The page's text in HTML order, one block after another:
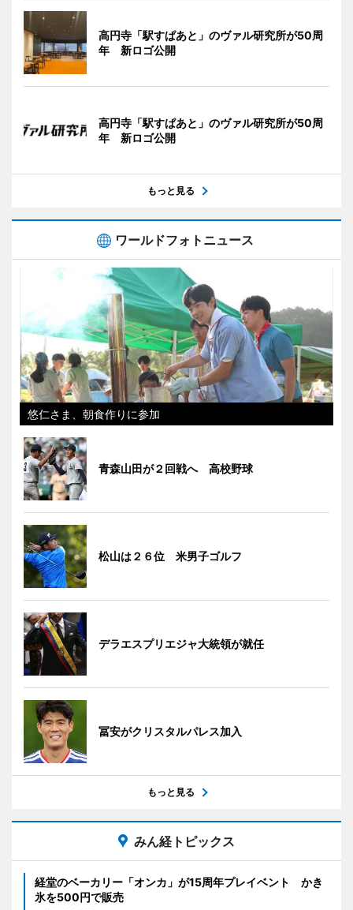
高円寺「駅すぱあと」のヴァル研究所が50周
年 新ロゴ公開
高円寺「駅すぱあと」のヴァル研究所が50周
年 新ロゴ公開
もっと見る
ワールドフォトニュース
悠仁さま、朝食作りに参加
青森山田が２回戦へ 高校野球
松山は２６位 米男子ゴルフ
デラエスプリエジャ大統領が就任
冨安がクリスタルパレス加入
もっと見る
みん経トピックス
経堂のベーカリー「オンカ」が15周年プレイベント かき
氷を500円で販売